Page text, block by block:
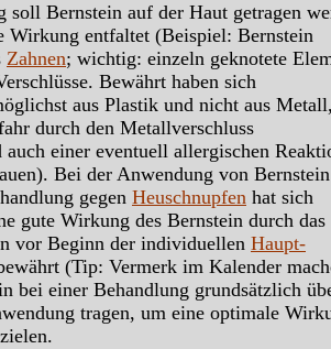
soll Bernstein auf der Haut getragen
Wirkung entfaltet (Beispiel: Bernstein
Zahnen; wichtig: einzeln geknotete
Bewährt haben sich
aus Plastik und nicht aus
durch den Metallverschluss
auch einer eventuell allergischen
Bei der Anwendung von
gegen Heuschnupfen hat sich
gute Wirkung des Bernstein durch das
vor Beginn der individuellen Haupt-
(Tip: Vermerk im Kalender
bei einer Behandlung grundsätzlich
tragen, um eine optimale